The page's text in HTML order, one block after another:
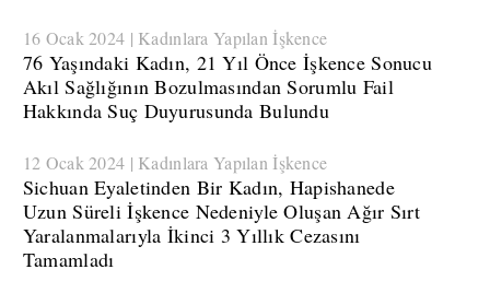
16 Ocak 2024 | Kadınlara Yapılan İşkence
76 Yaşındaki Kadın, 21 Yıl Önce İşkence Sonucu
Akıl Sağlığının Bozulmasından Sorumlu Fail
Hakkında Suç Duyurusunda Bulundu
12 Ocak 2024 | Kadınlara Yapılan İşkence
​Sichuan Eyaletinden Bir Kadın, Hapishanede
Uzun Süreli İşkence Nedeniyle Oluşan Ağır Sırt
Yaralanmalarıyla İkinci 3 Yıllık Cezasını
Tamamladı